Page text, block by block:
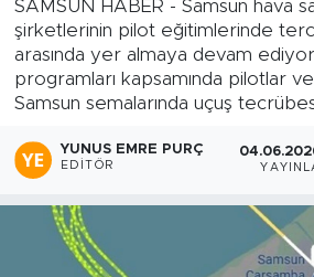
SAMSUN HABER - Samsun hava
şirketlerinin pilot eğitimlerinde
arasında yer almaya devam
programları kapsamında pilotlar ve
Samsun semalarında uçuş
YUNUS EMRE PURÇ
EDITÖR
Süper Lig Puan Durumu ve
Tüm Manşetler
Son Dakika Haberleri
Haber Arşivi